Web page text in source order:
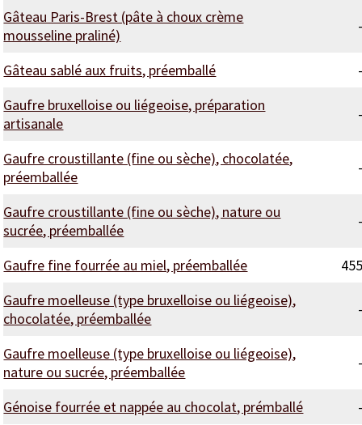
Gâteau Paris-Brest (pâte à choux crème
mousseline praliné)
-
Gâteau sablé aux fruits, préemballé
-
Gaufre bruxelloise ou liégeoise, préparation
artisanale
-
Gaufre croustillante (fine ou sèche), chocolatée,
préemballée
-
Gaufre croustillante (fine ou sèche), nature ou
sucrée, préemballée
-
Gaufre fine fourrée au miel, préemballée
455
Gaufre moelleuse (type bruxelloise ou liégeoise),
chocolatée, préemballée
-
Gaufre moelleuse (type bruxelloise ou liégeoise),
nature ou sucrée, préemballée
-
Génoise fourrée et nappée au chocolat, prémballé
-